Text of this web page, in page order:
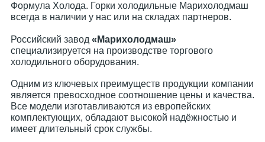
Формула Холода. Горки холодильные Марихолодмаш
всегда в наличии у нас или на складах партнеров.
Российский завод «Марихолодмаш»
специализируется на производстве торгового
холодильного оборудования.
Одним из ключевых преимуществ продукции компании
является превосходное соотношение цены и качества.
Все модели изготавливаются из европейских
комплектующих, обладают высокой надёжностью и
имеет длительный срок службы.